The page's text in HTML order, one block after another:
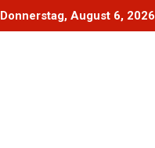
Donnerstag, August 6, 2026